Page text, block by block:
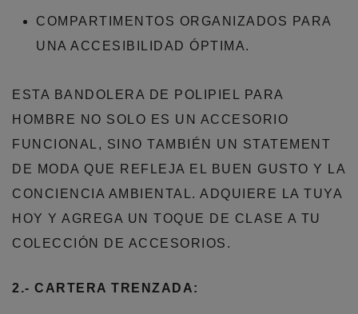
COMPARTIMENTOS ORGANIZADOS PARA
UNA ACCESIBILIDAD ÓPTIMA.
ESTA BANDOLERA DE POLIPIEL PARA
HOMBRE NO SOLO ES UN ACCESORIO
FUNCIONAL, SINO TAMBIÉN UN STATEMENT
DE MODA QUE REFLEJA EL BUEN GUSTO Y LA
CONCIENCIA AMBIENTAL. ADQUIERE LA TUYA
HOY Y AGREGA UN TOQUE DE CLASE A TU
COLECCIÓN DE ACCESORIOS.
2.- CARTERA TRENZADA: